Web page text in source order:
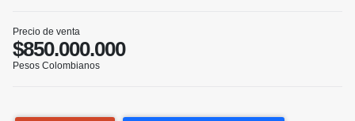
Precio de venta
$850.000.000
Pesos Colombianos